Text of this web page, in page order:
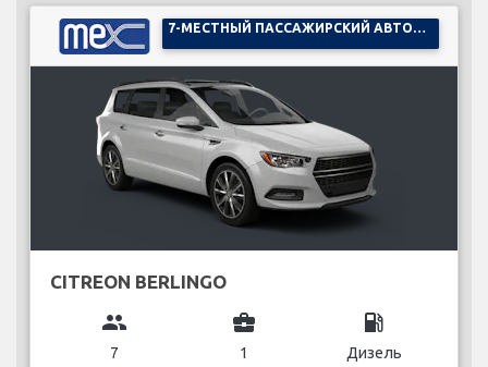
CITREON BERLINGO
group
7
business_center
1
local_gas_station
Дизель